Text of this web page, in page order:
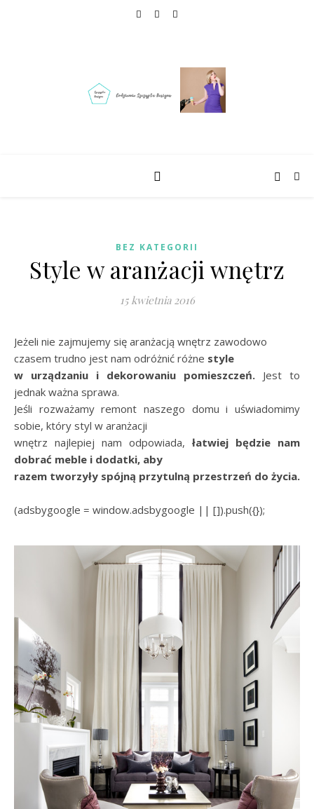
BEZ KATEGORII
Style w aranżacji wnętrz
15 kwietnia 2016
Jeżeli nie zajmujemy się aranżacją wnętrz zawodowo
czasem trudno jest nam odróżnić różne style
w urządzaniu i dekorowaniu pomieszczeń. Jest to
jednak ważna sprawa.
Jeśli rozważamy remont naszego domu i uświadomimy
sobie, który styl w aranżacji
wnętrz najlepiej nam odpowiada, łatwiej będzie nam
dobrać meble i dodatki, aby
razem tworzyły spójną przytulną przestrzeń do życia.
(adsbygoogle = window.adsbygoogle || []).push({});